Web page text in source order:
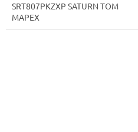
SRT807PKZXP SATURN TOM
MAPEX